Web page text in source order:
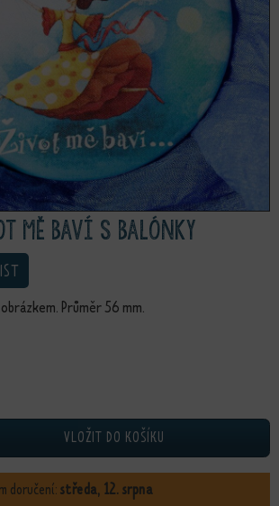
mě baví s balónky
Průměr 56 mm.
s balónky množstvíVLOŽIT DO KOŠÍKU
doručení:středa, 12. srpna